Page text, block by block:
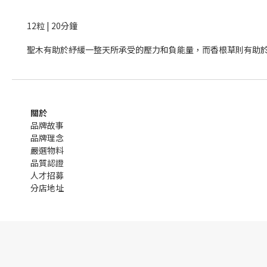
12粒 | 20分鐘
聖木有助於紓緩一整天所承受的壓力和負能量，而香根草則有助
關於
品牌故事
品牌理念
嚴選物料
品質認證
人才招募
分店地址